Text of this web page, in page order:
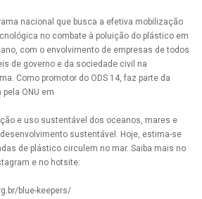
nacional que busca a efetiva mobilização
no combate à poluição do plástico em
com o envolvimento de empresas de todos
de governo e da sociedade civil na
Como promotor do ODS 14, faz parte da
ONU em
e uso sustentável dos oceanos, mares e
sustentável. Hoje, estima-se
de plástico circulem no mar. Saiba mais no
e no hotsite:
blue-keepers/